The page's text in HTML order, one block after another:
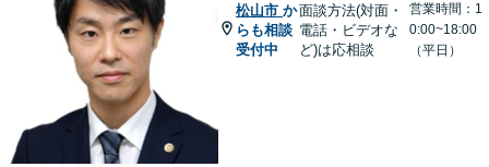
松山市 か
らも相談
受付中
面談方法(対面・
電話・ビデオな
ど)は応相談
営業時間：1
0:00~18:00
（平日）